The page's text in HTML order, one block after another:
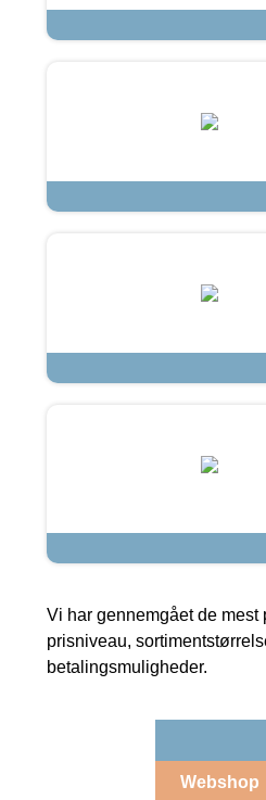
Vi har gennemgået de
prisniveau,
betalingsmuligheder.
Webshop